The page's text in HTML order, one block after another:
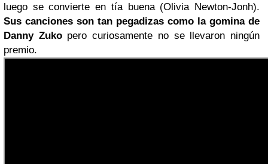
luego se convierte en tía buena (Olivia Newton-Jonh).
Sus canciones son tan pegadizas como la gomina de
Danny Zukopero curiosamente no se llevaron ningún
premio.